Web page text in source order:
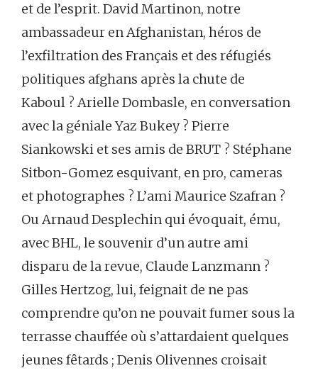
et de l’esprit. David Martinon, notre
ambassadeur en Afghanistan, héros de
l’exfiltration des Français et des réfugiés
politiques afghans après la chute de
Kaboul ? Arielle Dombasle, en conversation
avec la géniale Yaz Bukey ? Pierre
Siankowski et ses amis de BRUT ? Stéphane
Sitbon-Gomez esquivant, en pro, cameras
et photographes ? L’ami Maurice Szafran ?
Ou Arnaud Desplechin qui évoquait, ému,
avec BHL, le souvenir d’un autre ami
disparu de la revue, Claude Lanzmann ?
Gilles Hertzog, lui, feignait de ne pas
comprendre qu’on ne pouvait fumer sous la
terrasse chauffée où s’attardaient quelques
jeunes fêtards ; Denis Olivennes croisait